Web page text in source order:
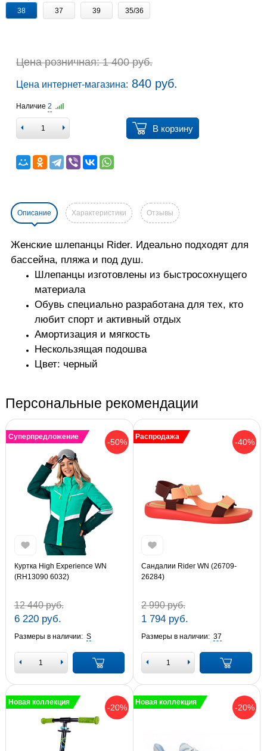
38
37 39 35/36
Цена розничная: 1 400 руб.
Цена интернет-магазина: 840 руб.
Наличие 2
В корзину
Описание Характеристики Отзывы
Женские шлепанцы Rider. Идеально подходят для
бассейна, пляжа и под душ.
Шлепанцы изготовлены из быстросохнущего
материала
Обувь специально разработана для тех, кто
любит спорт и активный отдых
Амортизация и мягкость
Нескользящая подошва
Цвет: черный
Персональные рекомендации
-50%
Суперпредложение
Куртка High Experience WN
(RH13090 6032)
12 440 руб.
6 220 руб.
Размеры в наличии: S
-40%
Распродажа
Сандалии Rider WN (26709-
26284)
2 990 руб.
1 794 руб.
Размеры в наличии: 37
-20%
Новая коллекция
-20%
Новая коллекция